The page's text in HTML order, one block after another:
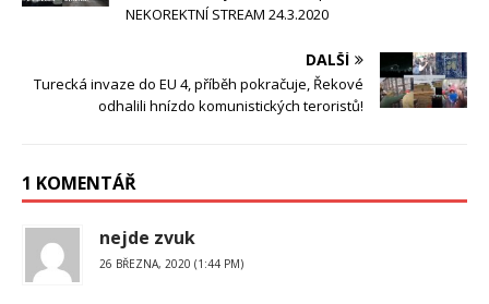
NEKOREKTNÍ STREAM 24.3.2020
DALŠÍ
Turecká invaze do EU 4, příběh pokračuje, Řekové
odhalili hnízdo komunistických teroristů!
1 KOMENTÁŘ
nejde zvuk
26 BŘEZNA, 2020 (1:44 PM)